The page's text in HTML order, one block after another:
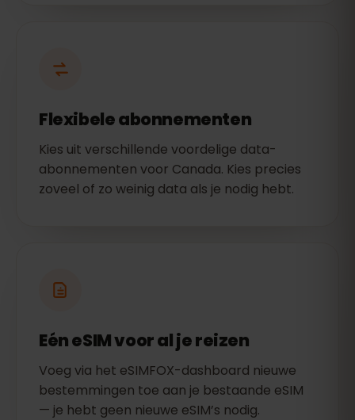
Flexibele abonnementen
Kies uit verschillende voordelige data-
abonnementen voor Canada. Kies precies
zoveel of zo weinig data als je nodig hebt.
Eén eSIM voor al je reizen
Voeg via het eSIMFOX-dashboard nieuwe
bestemmingen toe aan je bestaande eSIM
— je hebt geen nieuwe eSIM’s nodig.